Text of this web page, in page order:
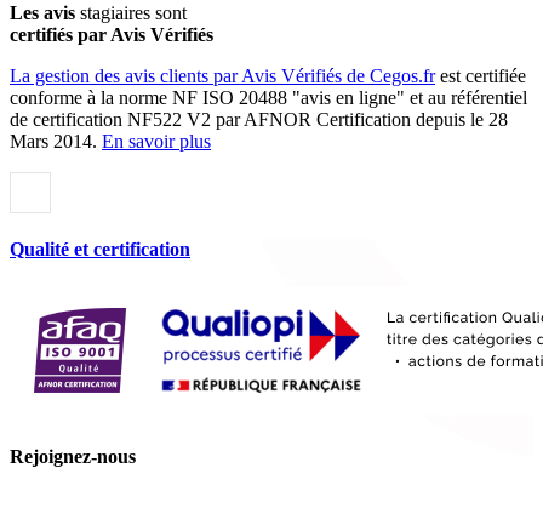
Les avis stagiaires sont
certifiés par Avis Vérifiés
La gestion des avis clients par Avis Vérifiés de Cegos.frest certifiée
conforme à la norme NF ISO 20488 "avis en ligne" et au référentiel
de certification NF522 V2 par AFNOR Certification depuis le 28
Mars 2014. En savoir plus
Qualité et certification
Rejoignez-nous